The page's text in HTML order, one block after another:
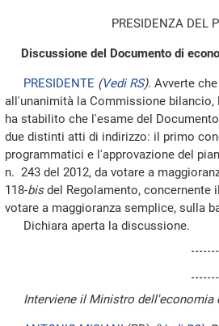
PRESIDENZA DEL
Discussione del Documento di
PRESIDENTE (Vedi RS). Avverte
all'unanimità la Commissione bilancio,
ha stabilito che l'esame del
due distinti atti di indirizzo: il primo
programmatici e l'approvazione del
n. 243 del 2012, da votare a
118-bisdel Regolamento, concernente
votare a maggioranza semplice, sulla
Dichiara aperta la discussione.
Interviene il Ministro dell'economia